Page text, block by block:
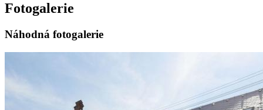
Fotogalerie
Náhodná fotogalerie